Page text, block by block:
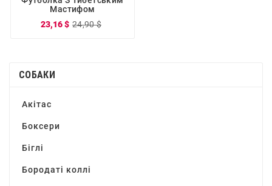
Мастифом
23,16 $ 24,90 $
СОБАКИ
Акітас
Боксери
Біглі
Бородаті коллі